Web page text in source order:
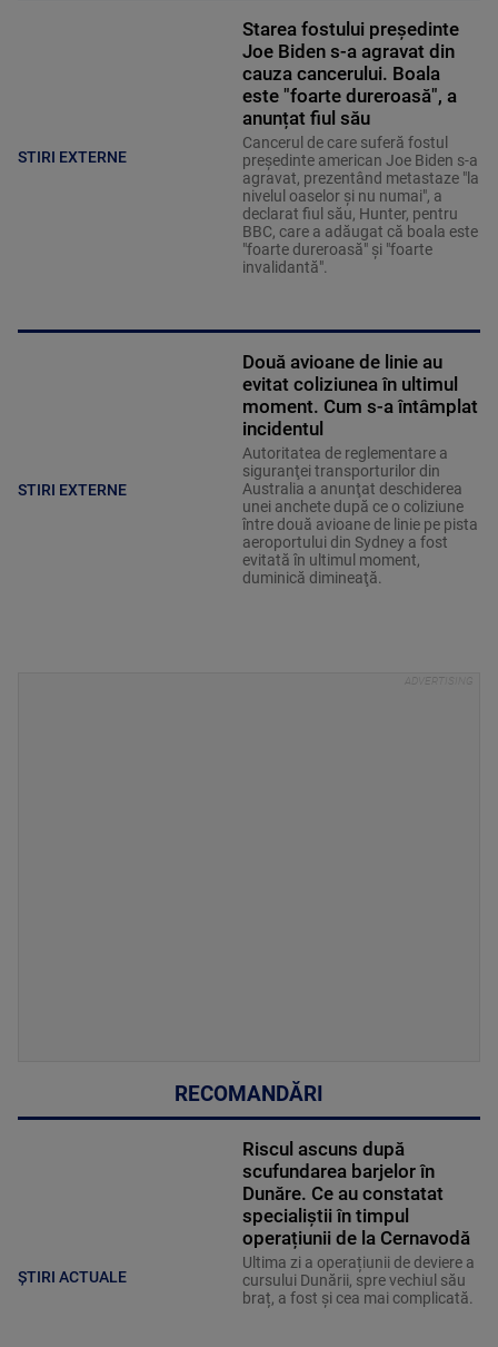
STIRI EXTERNE
Starea fostului președinte
Joe Biden s-a agravat din
cauza cancerului. Boala
este "foarte dureroasă", a
anunțat fiul său
Cancerul de care suferă fostul
preşedinte american Joe Biden s-a
agravat, prezentând metastaze "la
nivelul oaselor şi nu numai", a
declarat fiul său, Hunter, pentru
BBC, care a adăugat că boala este
"foarte dureroasă" şi "foarte
invalidantă".
STIRI EXTERNE
Două avioane de linie au
evitat coliziunea în ultimul
moment. Cum s-a întâmplat
incidentul
Autoritatea de reglementare a
siguranţei transporturilor din
Australia a anunţat deschiderea
unei anchete după ce o coliziune
între două avioane de linie pe pista
aeroportului din Sydney a fost
evitată în ultimul moment,
duminică dimineaţă.
RECOMANDĂRI
ȘTIRI ACTUALE
Riscul ascuns după
scufundarea barjelor în
Dunăre. Ce au constatat
specialiștii în timpul
operațiunii de la Cernavodă
Ultima zi a operațiunii de deviere a
cursului Dunării, spre vechiul său
braț, a fost și cea mai complicată.